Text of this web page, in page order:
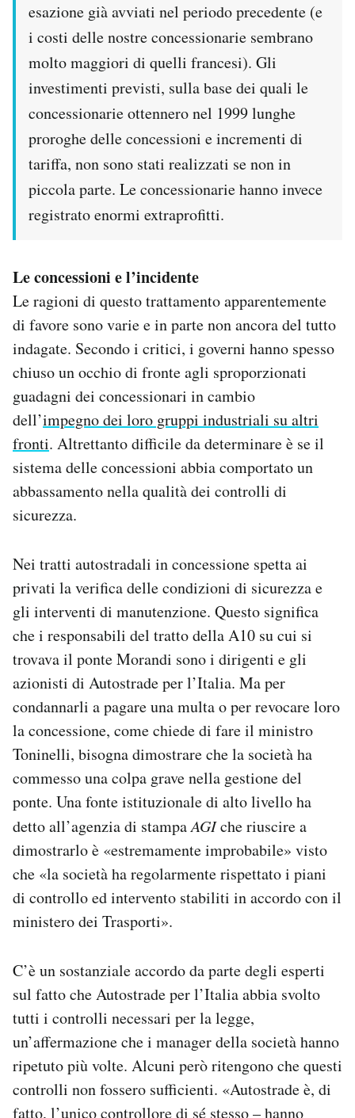
esazione già avviati nel periodo precedente (e
i costi delle nostre concessionarie sembrano
molto maggiori di quelli francesi). Gli
investimenti previsti, sulla base dei quali le
concessionarie ottennero nel 1999 lunghe
proroghe delle concessioni e incrementi di
tariffa, non sono stati realizzati se non in
piccola parte. Le concessionarie hanno invece
registrato enormi extraprofitti.
Le concessioni e l’incidente
Le ragioni di questo trattamento apparentemente
di favore sono varie e in parte non ancora del tutto
indagate. Secondo i critici, i governi hanno spesso
chiuso un occhio di fronte agli sproporzionati
guadagni dei concessionari in cambio
dell’impegno dei loro gruppi industriali su altri
fronti. Altrettanto difficile da determinare è se il
sistema delle concessioni abbia comportato un
abbassamento nella qualità dei controlli di
sicurezza.
Nei tratti autostradali in concessione spetta ai
privati la verifica delle condizioni di sicurezza e
gli interventi di manutenzione. Questo significa
che i responsabili del tratto della A10 su cui si
trovava il ponte Morandi sono i dirigenti e gli
azionisti di Autostrade per l’Italia. Ma per
condannarli a pagare una multa o per revocare loro
la concessione, come chiede di fare il ministro
Toninelli, bisogna dimostrare che la società ha
commesso una colpa grave nella gestione del
ponte. Una fonte istituzionale di alto livello ha
detto all’agenzia di stampaAGIche riuscire a
dimostrarlo è «estremamente improbabile» visto
che «la società ha regolarmente rispettato i piani
di controllo ed intervento stabiliti in accordo con il
ministero dei Trasporti».
C’è un sostanziale accordo da parte degli esperti
sul fatto che Autostrade per l’Italia abbia svolto
tutti i controlli necessari per la legge,
un’affermazione che i manager della società hanno
ripetuto più volte. Alcuni però ritengono che questi
controlli non fossero sufficienti. «Autostrade è, di
fatto, l’unico controllore di sé stesso –hanno